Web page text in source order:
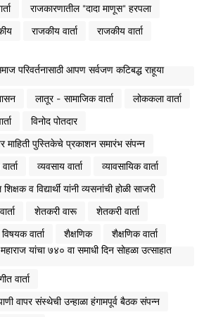
राजकारणातील "दादा माणूस" हरपला
राजकीय वार्ता
राजकीय वार्ता
परिवर्तनासाठी आपण सर्वजण कटिबद्ध राहूया
लातूर - सामाजिक वार्ता
लोककला वार्ता
विनोद पोतदार
माहिती पुस्तिकेचे प्रकाशन समारंभ संपन्न
व्यवसाय वार्ता
व्यावसायिक वार्ता
व विद्यार्थी यांनी व्यसनांची होळी साजरी
शेतकरी वारू
शेतकरी वार्ता
वार्ता शैक्षणिक
शैक्षणिक वार्ता
यांचा ७४० वा समाधी दिन सोहळा उत्साहात
वार्ता
वापर संस्थेची उन्हाळा हंगामपूर्व बैठक संपन्न